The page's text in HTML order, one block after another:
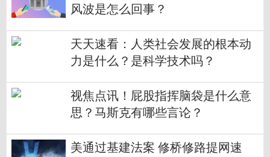
风波是怎么回事？
天天速看：人类社会发展的根本动
力是什么？是科学技术吗？
视焦点讯！屁股指挥脑袋是什么意
思？马斯克有哪些言论？
美通过基建法案 修桥修路提网速